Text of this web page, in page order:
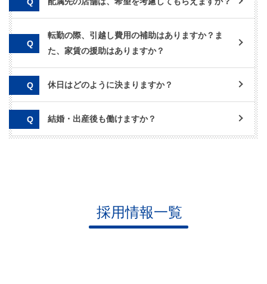
転勤の際、引越し費用の補助はありますか？ま
た、家賃の援助はありますか？
休日はどのように決まりますか？
結婚・出産後も働けますか？
採用情報一覧